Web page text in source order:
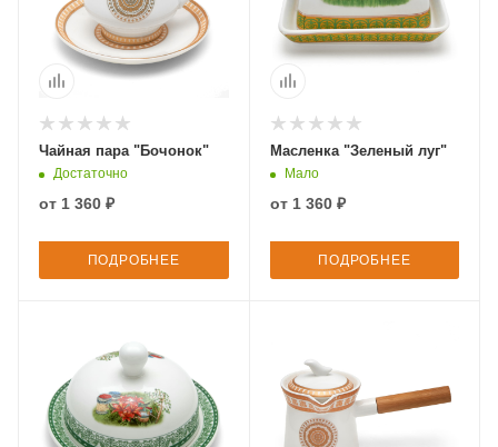
Чайная пара "Бочонок"
Достаточно
от 1 360 ₽
ПОДРОБНЕЕ
Масленка "Зеленый луг"
Мало
от 1 360 ₽
ПОДРОБНЕЕ